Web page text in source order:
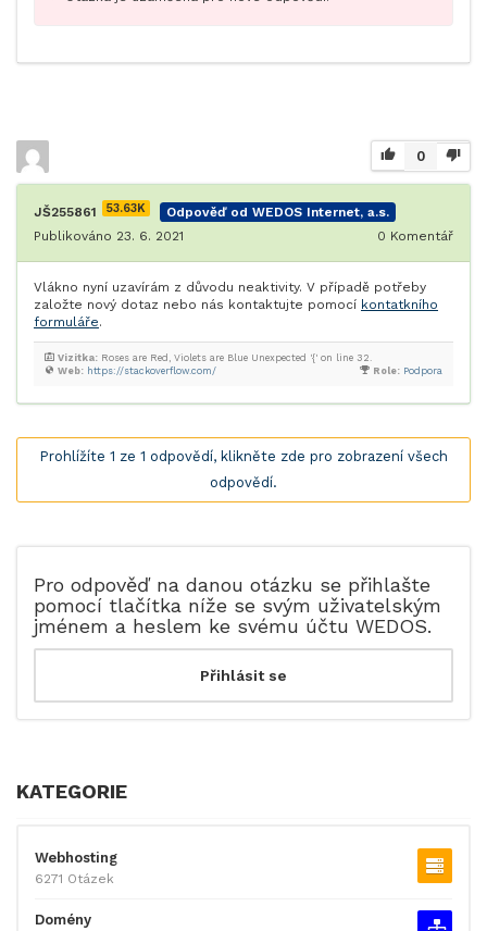
0
JŠ255861 53.63K
Odpověď od WEDOS Internet, a.s.
Publikováno 23. 6. 2021
0 Komentář
Vlákno nyní uzavírám z důvodu neaktivity. V případě potřeby
založte nový dotaz nebo nás kontaktujte pomocí kontatkního
formuláře.
Role: Podpora
Web: https://stackoverflow.com/
Vizitka: Roses are Red, Violets are Blue Unexpected '{' on line 32.
Prohlížíte 1 ze 1 odpovědí, klikněte zde pro zobrazení všech
odpovědí.
Pro odpověď na danou otázku se přihlašte
pomocí tlačítka níže se svým uživatelským
jménem a heslem ke svému účtu WEDOS.
KATEGORIE
Webhosting
6271 Otázek
Domény